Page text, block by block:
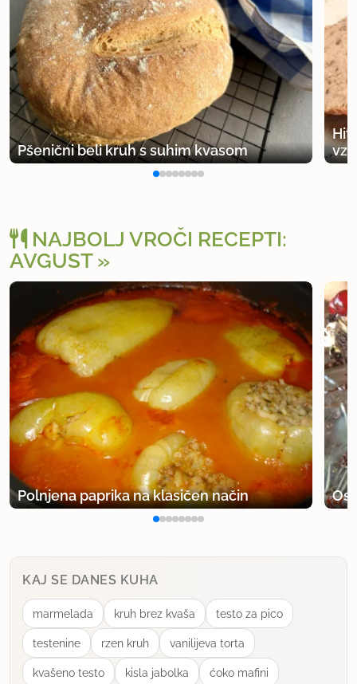
Pšenični beli kruh s suhim kvasom
NAJBOLJ VROČI RECEPTI:
AVGUST
Polnjena paprika na klasičen način
KAJ SE DANES KUHA
marmelada kruh brez kvaša testo za pico
testenine rzen kruh vanilijeva torta
kvašeno testo kisla jabolka ćoko mafini